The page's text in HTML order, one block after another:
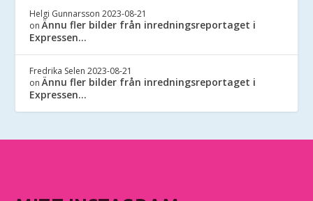
Helgi Gunnarsson 2023-08-21
onÄnnu fler bilder från inredningsreportaget i
Expressen…
Fredrika Selen 2023-08-21
onÄnnu fler bilder från inredningsreportaget i
Expressen…